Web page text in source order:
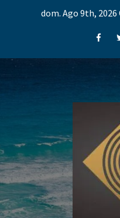
dom. Ago 9th, 2026